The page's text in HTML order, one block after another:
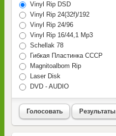
Vinyl Rip DSD
Vinyl Rip 24(32f)/192
Vinyl Rip 24/96
Vinyl Rip 16/44,1 Mp3
Schellak 78
Гибкая Пластинка СССР
Magnitoalbom Rip
Laser Disk
DVD - AUDIO
Голосовать Результаты